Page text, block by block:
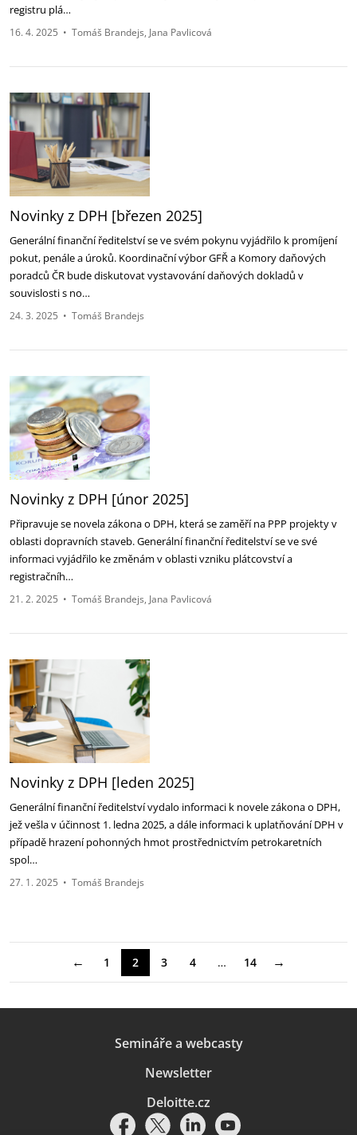
registru plá…
16. 4. 2025 • Tomáš Brandejs Jana Pavlicová
Novinky z DPH [březen 2025]‎
Generální finanční ředitelství se ve svém pokynu vyjádřilo k promíjení
pokut, penále a úroků. ‎Koordinační výbor GFŘ a Komory daňových
poradců ČR bude diskutovat vystavování daňových ‎dokladů v
souvislosti s no…
24. 3. 2025 • Tomáš Brandejs
Novinky z DPH [únor 2025]
Připravuje se novela zákona o DPH, která se zaměří na PPP projekty v
oblasti dopravních staveb. Generální finanční ředitelství se ve své
informaci vyjádřilo ke změnám v oblasti vzniku plátcovství a
registračníh…
21. 2. 2025 • Tomáš Brandejs Jana Pavlicová
Novinky z DPH [leden 2025]
Generální finanční ředitelství vydalo informaci k novele zákona o DPH,
jež vešla v účinnost 1. ledna 2025, a dále informaci k uplatňování DPH v
případě hrazení pohonných hmot prostřednictvím petrokaretních
spol…
27. 1. 2025 • Tomáš Brandejs
← 1 2 3 4 … 14 →
Semináře a webcasty
Newsletter
Deloitte.cz